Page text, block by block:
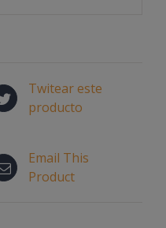
Twitear este
producto
Email This
Product